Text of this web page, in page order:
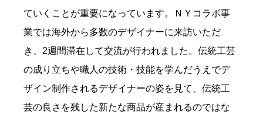
ていくことが重要になっています。ＮＹコラボ事
業では海外から多数のデザイナーに来訪いただ
き、2週間滞在して交流が行われました。伝統工芸
の成り立ちや職人の技術・技能を学んだうえでデ
ザイン制作されるデザイナーの姿を見て、伝統工
芸の良さを残した新たな商品が産まれるのではな